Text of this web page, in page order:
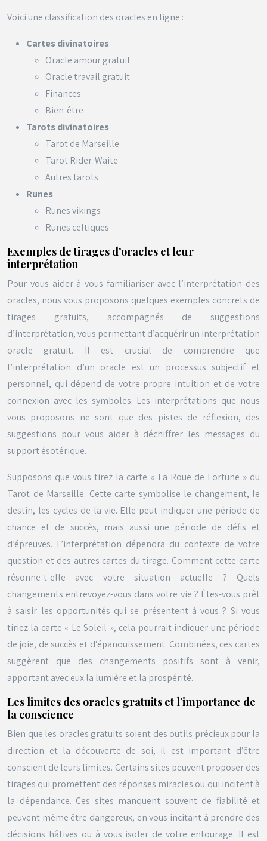
Voici une classification des oracles en ligne :
Cartes divinatoires
Oracle amour gratuit
Oracle travail gratuit
Finances
Bien-être
Tarots divinatoires
Tarot de Marseille
Tarot Rider-Waite
Autres tarots
Runes
Runes vikings
Runes celtiques
Exemples de tirages d’oracles et leur
interprétation
Pour vous aider à vous familiariser avec l’interprétation des
oracles, nous vous proposons quelques exemples concrets de
tirages gratuits, accompagnés de suggestions
d’interprétation, vous permettant d’acquérir un interprétation
oracle gratuit. Il est crucial de comprendre que
l’interprétation d’un oracle est un processus subjectif et
personnel, qui dépend de votre propre intuition et de votre
connexion avec les symboles. Les interprétations que nous
vous proposons ne sont que des pistes de réflexion, des
suggestions pour vous aider à déchiffrer les messages du
support ésotérique.
Supposons que vous tirez la carte « La Roue de Fortune » du
Tarot de Marseille. Cette carte symbolise le changement, le
destin, les cycles de la vie. Elle peut indiquer une période de
chance et de succès, mais aussi une période de défis et
d’épreuves. L’interprétation dépendra du contexte de votre
question et des autres cartes du tirage. Comment cette carte
résonne-t-elle avec votre situation actuelle ? Quels
changements entrevoyez-vous dans votre vie ? Êtes-vous prêt
à saisir les opportunités qui se présentent à vous ? Si vous
tiriez la carte « Le Soleil », cela pourrait indiquer une période
de joie, de succès et d’épanouissement. Combinées, ces cartes
suggèrent que des changements positifs sont à venir,
apportant avec eux la lumière et la prospérité.
Les limites des oracles gratuits et l’importance de
la conscience
Bien que les oracles gratuits soient des outils précieux pour la
direction et la découverte de soi, il est important d’être
conscient de leurs limites. Certains sites peuvent proposer des
tirages qui promettent des réponses miracles ou qui incitent à
la dépendance. Ces sites manquent souvent de fiabilité et
peuvent même être dangereux, en vous incitant à prendre des
décisions hâtives ou à vous isoler de votre entourage. Il est